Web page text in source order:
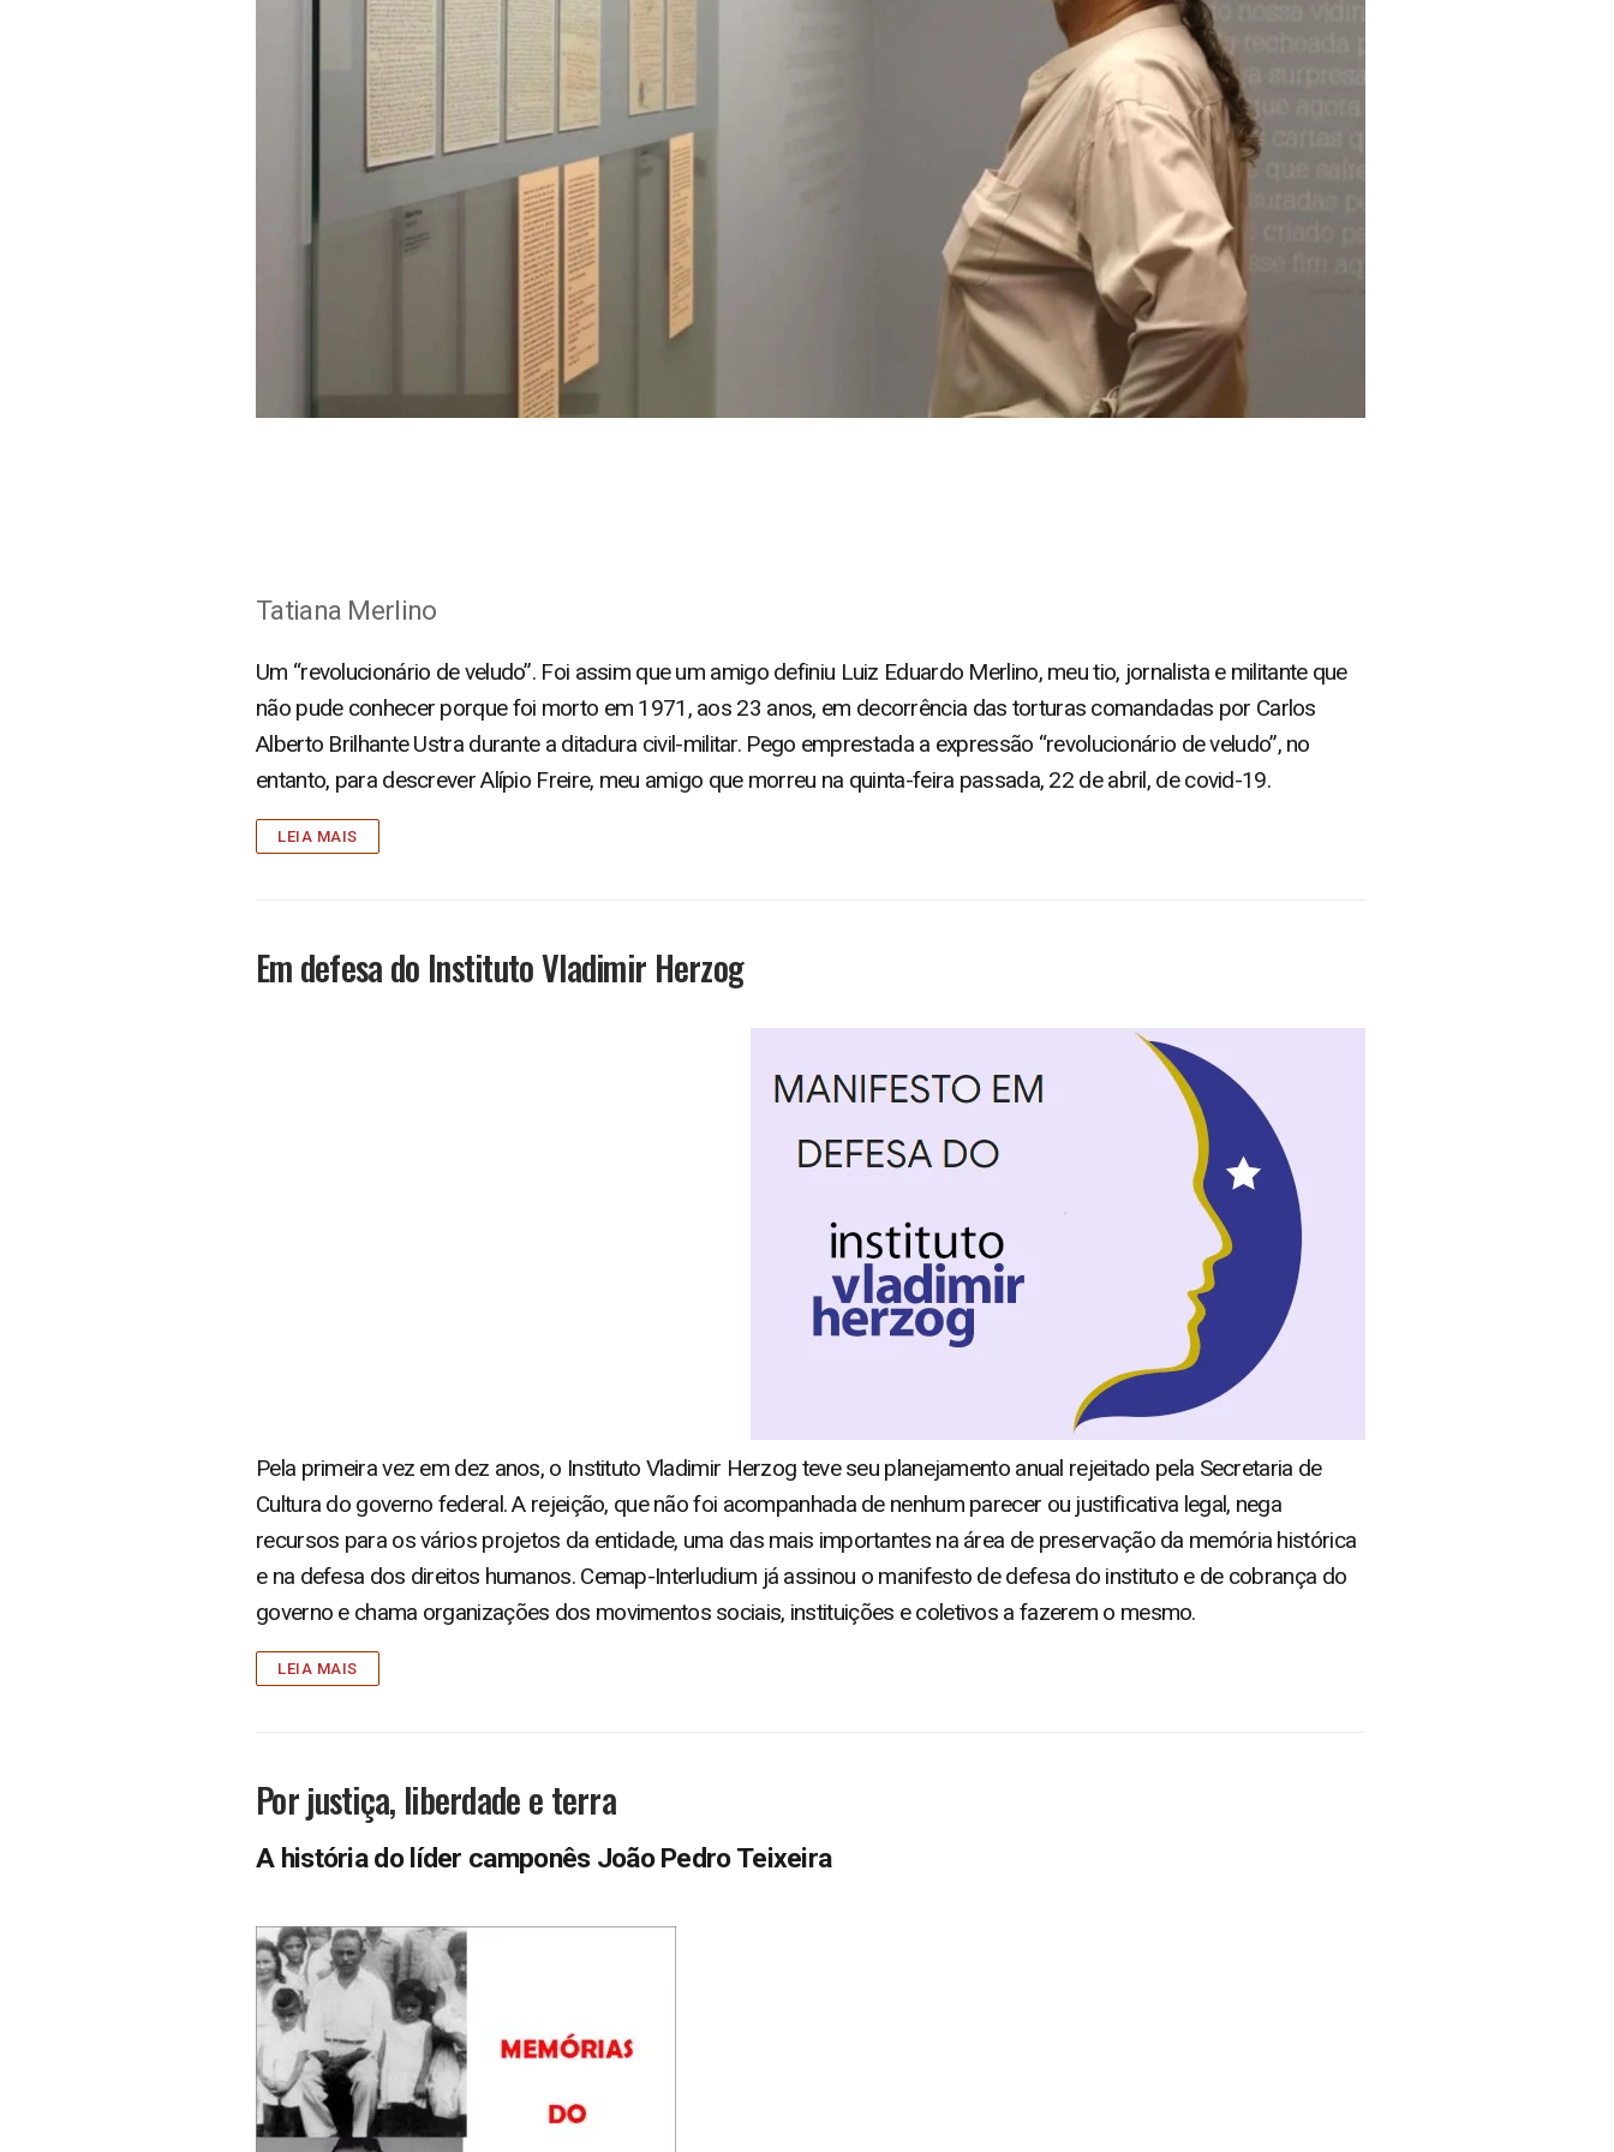
Tatiana Merlino
Um “revolucionário de veludo”. Foi assim que um amigo definiu Luiz Eduardo Merlino, meu tio, jornalista e militante que
não pude conhecer porque foi morto em 1971, aos 23 anos, em decorrência das torturas comandadas por Carlos
Alberto Brilhante Ustra durante a ditadura civil-militar. Pego emprestada a expressão “revolucionário de veludo”, no
entanto, para descrever Alípio Freire, meu amigo que morreu na quinta-feira passada, 22 de abril, de covid-19.
LEIA MAIS
Em defesa do Instituto Vladimir Herzog
Pela primeira vez em dez anos, o Instituto Vladimir Herzog teve seu planejamento anual rejeitado pela Secretaria de
Cultura do governo federal. A rejeição, que não foi acompanhada de nenhum parecer ou justificativa legal, nega
recursos para os vários projetos da entidade, uma das mais importantes na área de preservação da memória histórica
e na defesa dos direitos humanos. Cemap-Interludium já assinou o manifesto de defesa do instituto e de cobrança do
governo e chama organizações dos movimentos sociais, instituições e coletivos a fazerem o mesmo.
LEIA MAIS
Por justiça, liberdade e terra
A história do líder camponês João Pedro Teixeira